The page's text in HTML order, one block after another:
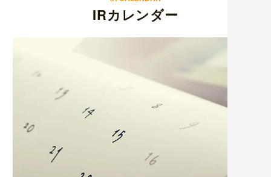
IRカレンダー